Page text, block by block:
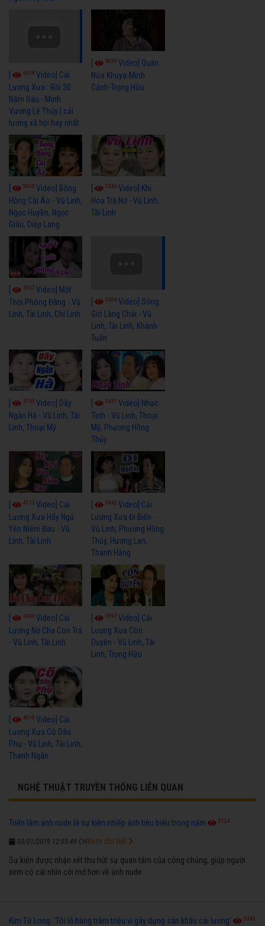
6318 Video] Cải
Lương Xưa : Rồi 30
Năm Sau - Minh
Vương Lệ Thủy | cải
lương xã hội hay nhất
6035Video] Quán
Nửa Khuya-Minh
Cảnh-Trọng Hữu
9050 Video] Bông
Hồng Cài Áo - Vũ Linh,
Ngọc Huyền, Ngọc
Giàu, Diệp Lang
7343Video] Khi
Hoa Trà Nở - Vũ Linh,
Tài Linh
4107 Video] Một
Thời Phóng Đãng - Vũ
Linh, Tài Linh, Chí Linh
3656Video] Sóng
Gió Làng Chài - Vũ
Linh, Tài Linh, Khánh
Tuấn
3765 Video] Dãy
Ngân Hà - Vũ Linh, Tài
Linh, Thoại Mỹ
3437Video] Nhạc
Tình - Vũ Linh, Thoại
Mỹ, Phương Hồng
Thủy
4112 Video] Cải
Lương Xưa Hãy Ngủ
Yên Niềm Đau - Vũ
Linh, Tài Linh
3962Video] Cải
Lương Xưa Đi Biển -
Vũ Linh, Phương Hồng
Thủy, Hương Lan,
Thanh Hằng
4430 Video] Cải
Lương Nợ Cha Con Trả
- Vũ Linh, Tài Linh
3597Video] Cải
Lương Xưa Còn
Duyên - Vũ Linh, Tài
Linh, Trọng Hữu
[ 4010 Video] Cải
Lương Xưa Cô Dâu
Phụ - Vũ Linh, Tài Linh,
Thanh Ngân
NGHỆ THUẬT TRUYỀN THỐNG LIÊN QUAN
Triển lãm ảnh nude là sự kiện nhiếp ảnh tiêu biểu trong năm 5124
03/01/2019 12:03:49 CH
Sự kiện được nhận xét thu hút sự quan tâm của công chúng, giúp người
xem có cái nhìn cởi mở hơn về ảnh nude.
Xem chi tiết
Kim Tử Long: 'Tôi lỗ hàng trăm triệu vì gây dựng sân khấu cải lương' 5345